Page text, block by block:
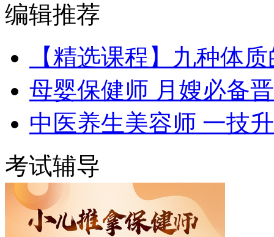
编辑推荐
【精选课程】九种体
母婴保健师 月嫂必备
中医养生美容师 一技
考试辅导